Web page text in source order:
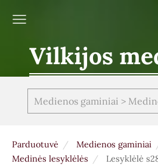
Vilkijos
Medienos gaminiai >
Parduotuvė
Medienos gaminiai
Medinės lesyklėlės
Lesyklėlė